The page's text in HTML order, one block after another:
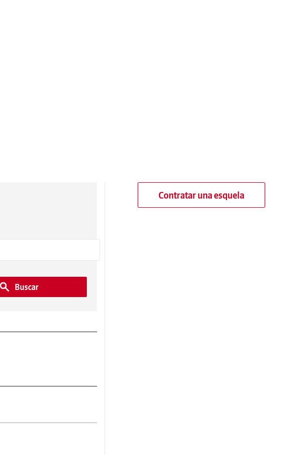
Buscar
Contratar una esquela